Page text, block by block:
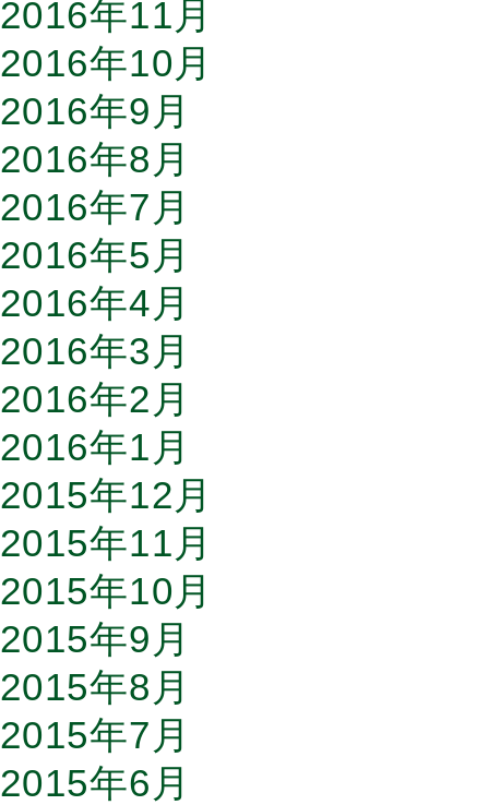
2016年11月
2016年10月
2016年9月
2016年8月
2016年7月
2016年5月
2016年4月
2016年3月
2016年2月
2016年1月
2015年12月
2015年11月
2015年10月
2015年9月
2015年8月
2015年7月
2015年6月